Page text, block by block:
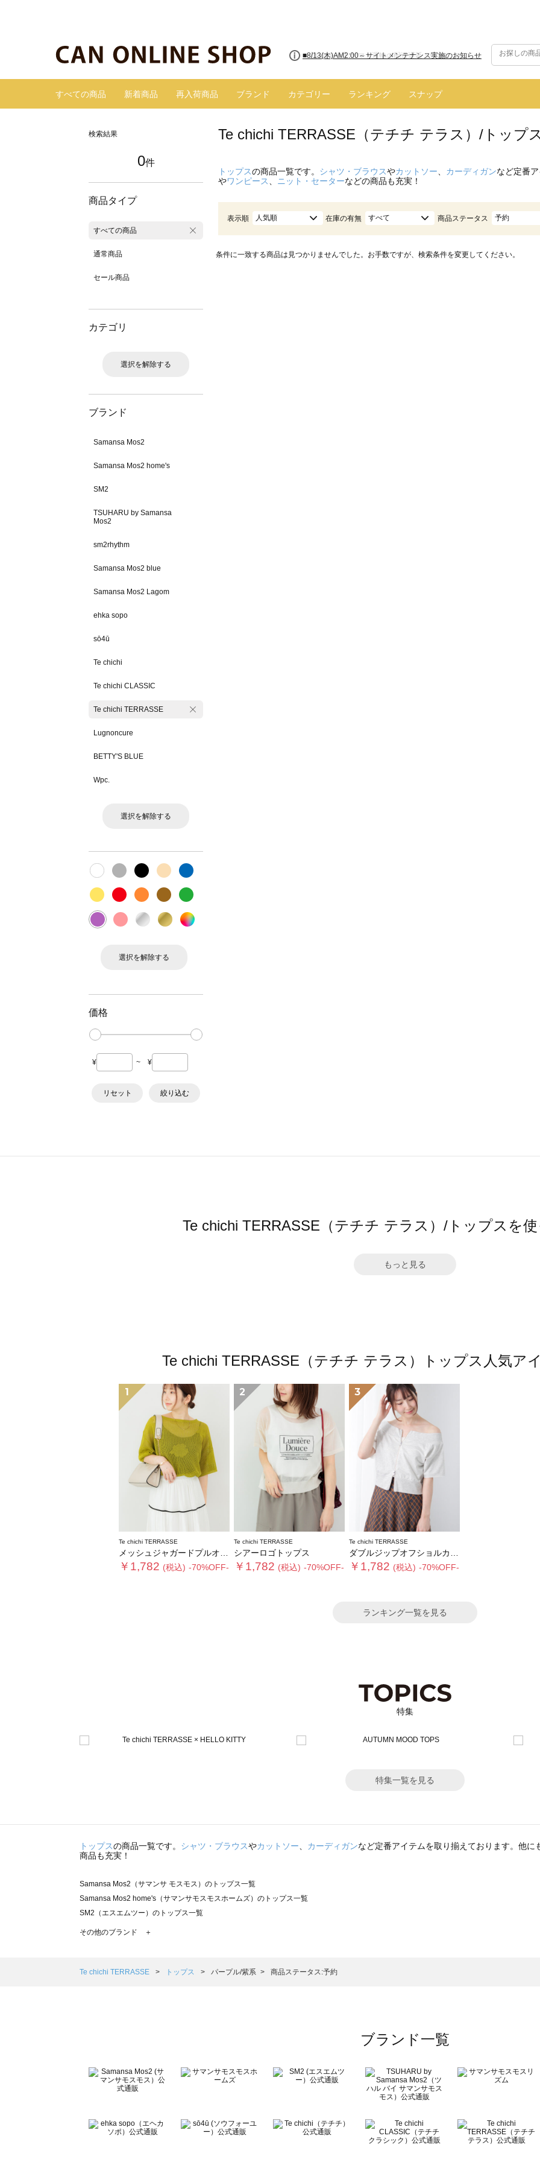
■8/13(木)AM2:00～サイトメンテナンス実施のお知らせ
すべての商品 新着商品 再入荷商品 ブランド カテゴリー ランキング スナップ
検索結果
0件
商品タイプ
すべての商品
通常商品
セール商品
カテゴリ
選択を解除する
ブランド
Samansa Mos2
Samansa Mos2 home's
SM2
TSUHARU by Samansa
Mos2
sm2rhythm
Samansa Mos2 blue
Samansa Mos2 Lagom
ehka sopo
sō4ū
Te chichi
Te chichi CLASSIC
Te chichi TERRASSE
Lugnoncure
BETTY'S BLUE
Wpc.
選択を解除する
選択を解除する
価格
¥ ~ ¥
リセット 絞り込む
Te chichi TERRASSE（テチチ テラス）/トップ
トップスの商品一覧です。 シャツ・ブラウスやカットソー カーディガンなど定番
やワンピース ニット・セーターなどの商品も充実！
表示順 人気順 在庫の有無 すべて 商品ステータス 予約
条件に一致する商品は見つかりませんでした。お手数ですが、検索条件を変更してください。
Te chichi TERRASSE（テチチ テラス）/トップスを
もっと見る
Te chichi TERRASSE（テチチ テラス）トップス人気ア
1
Te chichi TERRASSE
メッシュジャガードプルオーバーニット
￥1,782 (税込) -70%OFF-
2
Te chichi TERRASSE
シアーロゴトップス
￥1,782 (税込) -70%OFF-
3
Te chichi TERRASSE
ダブルジップオフショルカットトップス
￥1,782 (税込) -70%OFF-
ランキング一覧を見る
特集
特集一覧を見る
トップスの商品一覧です。 シャツ・ブラウスやカットソー、 カーディガンなど定番アイテムを取り揃えております。他に
商品も充実！
Samansa Mos2（サマンサ モスモス）のトップス一覧
Samansa Mos2 home's（サマンサモスモスホームズ）のトップス一覧
SM2（エスエムツー）のトップス一覧
TSUHARU by Samansa Mos2（ツハルバイサマンサモスモス）のトップス一覧
Samansa Mos2 Lagom（サマンサモスモス ラーゴム）のトップス一覧
BETTY'S BLUE（べティーズブルー）のトップス一覧
Wpc.（ワールドパーティー）のトップス一覧
その他のブランド ＋
Te chichi TERRASSE トップス パープル/紫系 商品ステータス:予約
ブランド一覧